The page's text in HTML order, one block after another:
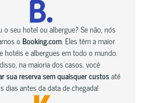
o seu hotel ou albergue? Se não, nós
o Booking.com. Eles têm a maior
hotéis e albergues em todo o mundo.
na maioria dos casos, você
sua reserva sem quaisquer custosaté
dias antes da data de chegada!